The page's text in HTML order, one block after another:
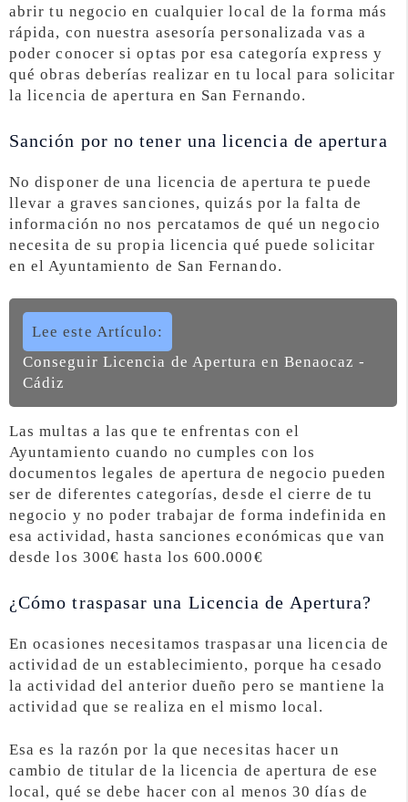
abrir tu negocio en cualquier local de la forma más
rápida, con nuestra asesoría personalizada vas a
poder conocer si optas por esa categoría express y
qué obras deberías realizar en tu local para solicitar
la licencia de apertura en San Fernando.
Sanción por no tener una licencia de apertura
No disponer de una licencia de apertura te puede
llevar a graves sanciones, quizás por la falta de
información no nos percatamos de qué un negocio
necesita de su propia licencia qué puede solicitar
en el Ayuntamiento de San Fernando.
Lee este Artículo:
Conseguir Licencia de Apertura en Benaocaz -
Cádiz
Las multas a las que te enfrentas con el
Ayuntamiento cuando no cumples con los
documentos legales de apertura de negocio pueden
ser de diferentes categorías, desde el cierre de tu
negocio y no poder trabajar de forma indefinida en
esa actividad, hasta sanciones económicas que van
desde los 300€ hasta los 600.000€
¿Cómo traspasar una Licencia de Apertura?
En ocasiones necesitamos traspasar una licencia de
actividad de un establecimiento, porque ha cesado
la actividad del anterior dueño pero se mantiene la
actividad que se realiza en el mismo local.
Esa es la razón por la que necesitas hacer un
cambio de titular de la licencia de apertura de ese
local, qué se debe hacer con al menos 30 días de